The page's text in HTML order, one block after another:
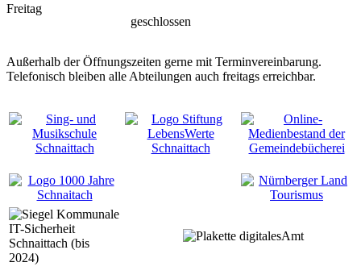
Freitag
geschlossen
Außerhalb der Öffnungszeiten gerne mit Terminvereinbarung.
Telefonisch bleiben alle Abteilungen auch freitags erreichbar.